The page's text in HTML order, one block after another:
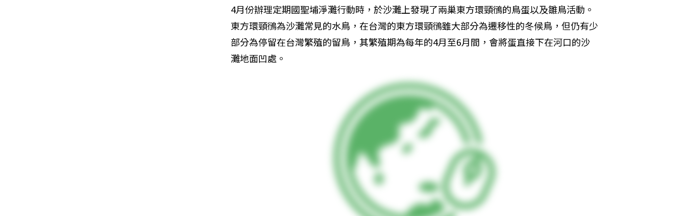
4月份辦理定期國聖埔淨灘行動時，於沙灘上發現了兩巢東方環頸鴴的鳥蛋以及雛鳥活動。
東方環頸鴴為沙灘常見的水鳥，在台灣的東方環頸鴴雖大部分為遷移性的冬候鳥，但仍有少
部分為停留在台灣繁殖的留鳥，其繁殖期為每年的4月至6月間，會將蛋直接下在河口的沙
灘地面凹處。